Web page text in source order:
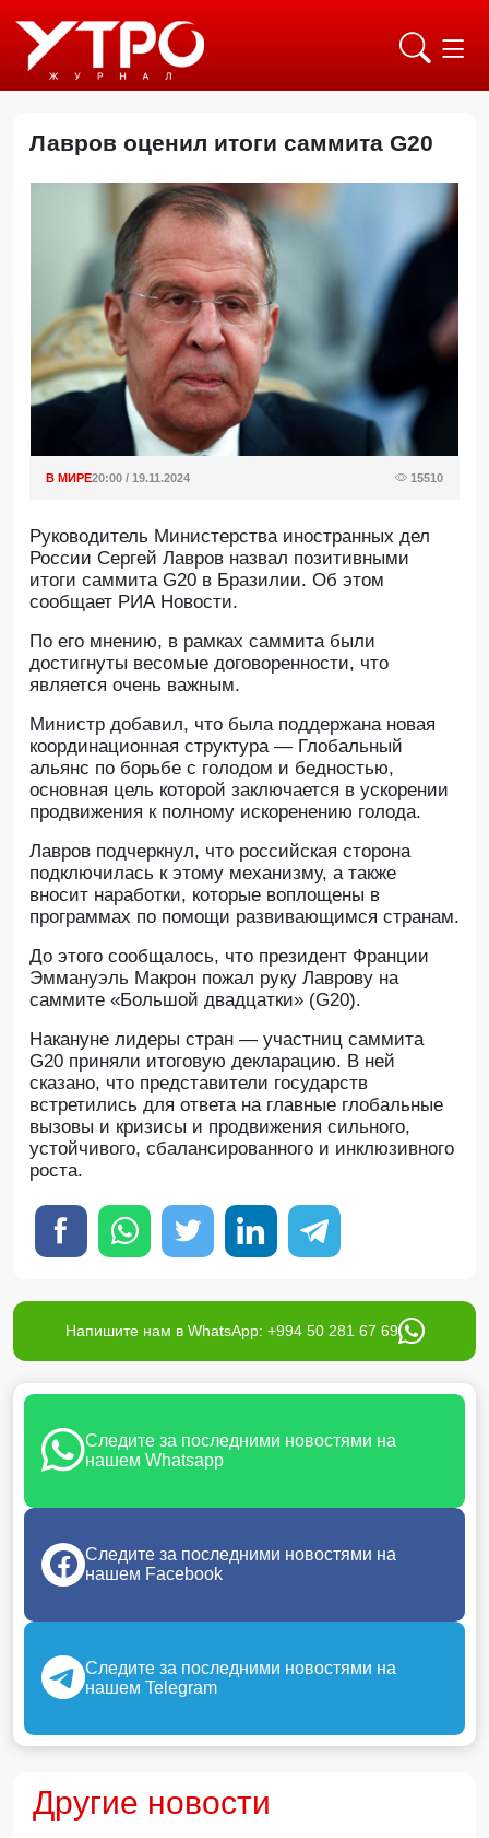
Лавров оценил итоги саммита G20
В МИРЕ20:00 / 19.11.2024 15510
Руководитель Министерства иностранных дел
России Сергей Лавров назвал позитивными
итоги саммита G20 в Бразилии. Об этом
сообщает РИА Новости.
По его мнению, в рамках саммита были
достигнуты весомые договоренности, что
является очень важным.
Министр добавил, что была поддержана новая
координационная структура — Глобальный
альянс по борьбе с голодом и бедностью,
основная цель которой заключается в ускорении
продвижения к полному искоренению голода.
Лавров подчеркнул, что российская сторона
подключилась к этому механизму, а также
вносит наработки, которые воплощены в
программах по помощи развивающимся странам.
До этого сообщалось, что президент Франции
Эммануэль Макрон пожал руку Лаврову на
саммите «Большой двадцатки» (G20).
Накануне лидеры стран — участниц саммита
G20 приняли итоговую декларацию. В ней
сказано, что представители государств
встретились для ответа на главные глобальные
вызовы и кризисы и продвижения сильного,
устойчивого, сбалансированного и инклюзивного
роста.
Напишите нам в WhatsApp: +994 50 281 67 69
Следите за последними новостями на
нашем Whatsapp
Следите за последними новостями на
нашем Facebook
Следите за последними новостями на
нашем Telegram
Другие новости